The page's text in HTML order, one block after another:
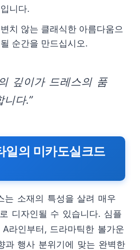
니다.
치 않는 클래식한 아름다움으
순간을 만드십시오.
깊이가 드레스의 품
니다.”
일의 미카도실크드
는 소재의 특성을 살려 매우
디자인될 수 있습니다. 심플
라인부터, 드라마틱한 볼가운
과 행사 분위기에 맞는 완벽한